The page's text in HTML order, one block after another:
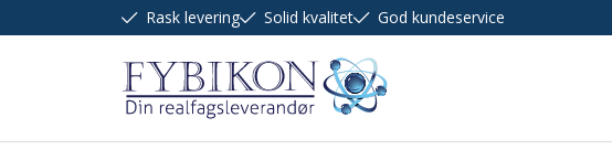
Rask levering Solid kvalitet God kundeservice